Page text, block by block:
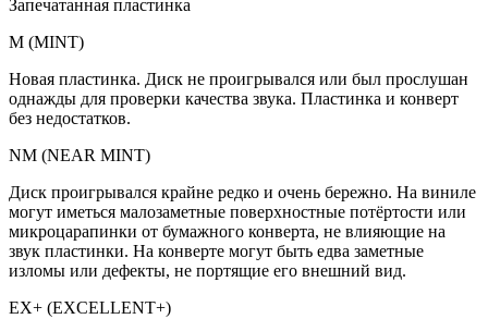
Запечатанная пластинка
M (MINT)
Новая пластинка. Диск не проигрывался или был прослушан
однажды для проверки качества звука. Пластинка и конверт
без недостатков.
NM (NEAR MINT)
Диск проигрывался крайне редко и очень бережно. На виниле
могут иметься малозаметные поверхностные потёртости или
микроцарапинки от бумажного конверта, не влияющие на
звук пластинки. На конверте могут быть едва заметные
изломы или дефекты, не портящие его внешний вид.
EX+ (EXCELLENT+)